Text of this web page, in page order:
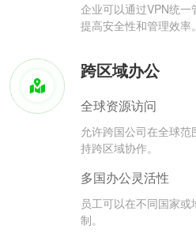
企业可以通过VPN统一
提高安全性和管理效率。
跨区域办公
全球资源访问
允许跨国公司在全球
持跨区域协作。
多国办公灵活性
员工可以在不同国家
制。